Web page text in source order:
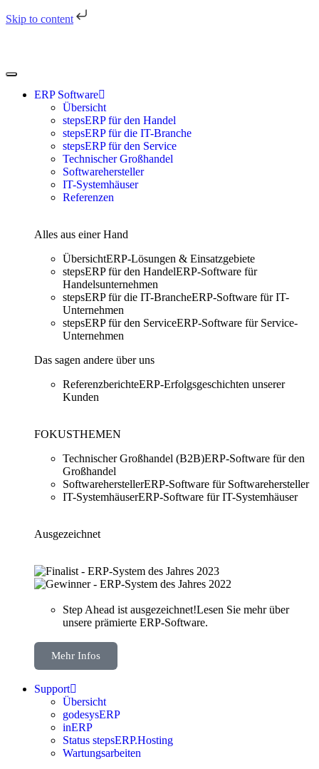
Skip to content
ERP Software
Übersicht
stepsERP für den Handel
stepsERP für die IT-Branche
stepsERP für den Service
Technischer Großhandel
Softwarehersteller
IT-Systemhäuser
Referenzen
Alles aus einer Hand
ÜbersichtERP-Lösungen & Einsatzgebiete
stepsERP für den HandelERP-Software für
Handelsunternehmen
stepsERP für die IT-BrancheERP-Software für IT-
Unternehmen
stepsERP für den ServiceERP-Software für Service-
Unternehmen
Das sagen andere über uns
ReferenzberichteERP-Erfolgsgeschichten unserer
Kunden
FOKUSTHEMEN
Technischer Großhandel (B2B)ERP-Software für den
Großhandel
SoftwareherstellerERP-Software für Softwarehersteller
IT-SystemhäuserERP-Software für IT-Systemhäuser
Ausgezeichnet
Step Ahead ist ausgezeichnet!Lesen Sie mehr über
unsere prämierte ERP-Software.
Mehr Infos
Support
Übersicht
godesysERP
inERP
Status stepsERP.Hosting
Wartungsarbeiten